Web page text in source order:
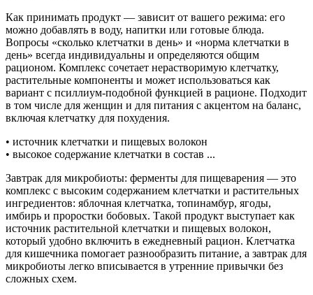
Как принимать продукт — зависит от вашего режима: его
можно добавлять в воду, напитки или готовые блюда.
Вопросы «сколько клетчатки в день» и «норма клетчатки в
день» всегда индивидуальны и определяются общим
рационом. Комплекс сочетает нерастворимую клетчатку,
растительные компоненты и может использоваться как
вариант с псиллиум-подобной функцией в рационе. Подходит
в том числе для женщин и для питания с акцентом на баланс,
включая клетчатку для похудения.
• источник клетчатки и пищевых волокон
• высокое содержание клетчатки в состав ...
Завтрак для микробиоты: ферменты для пищеварения — это
комплекс с высоким содержанием клетчатки и растительных
ингредиентов: яблочная клетчатка, топинамбур, ягоды,
имбирь и проростки бобовых. Такой продукт выступает как
источник растительной клетчатки и пищевых волокон,
который удобно включить в ежедневный рацион. Клетчатка
для кишечника помогает разнообразить питание, а завтрак для
микробиоты легко вписывается в утренние привычки без
сложных схем.